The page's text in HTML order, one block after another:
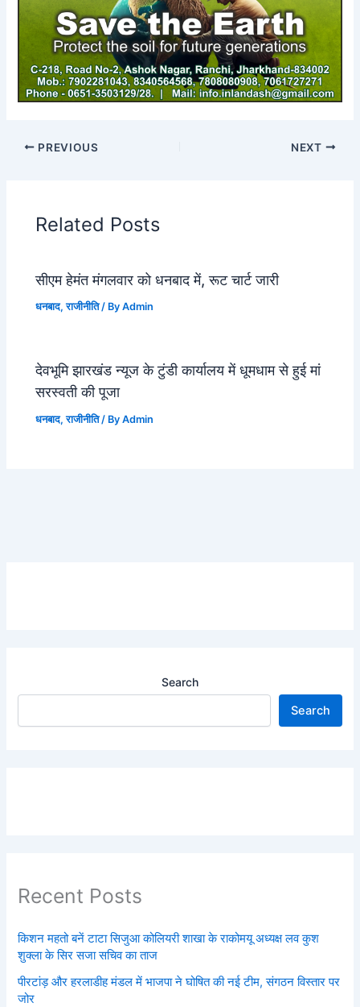
PREVIOUS NEXT
Related Posts
सीएम हेमंत मंगलवार को धनबाद में, रूट चार्ट जारी
धनबाद,राजीनीति/ ByAdmin
देवभूमि झारखंड न्यूज के टुंडी कार्यालय में धूमधाम से हुई मां
सरस्वती की पूजा
धनबाद,राजीनीति/ ByAdmin
Search
Search
Recent Posts
किशन महतो बनें टाटा सिजुआ कोलियरी शाखा के राकोमयू अध्यक्ष लव कुश
शुक्ला के सिर सजा सचिव का ताज
पीरटांड़ और हरलाडीह मंडल में भाजपा ने घोषित की नई टीम, संगठन विस्तार पर
जोर